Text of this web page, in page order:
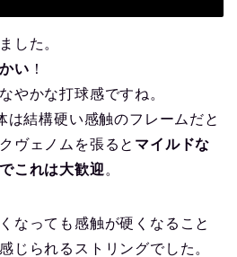
した。
い ！
やかな打球感ですね。
は結構硬い感触のフレームだと
ヴェノムを張ると マイルドな
これは大歓迎 。
なっても感触が硬くなること
じられるストリングでした。